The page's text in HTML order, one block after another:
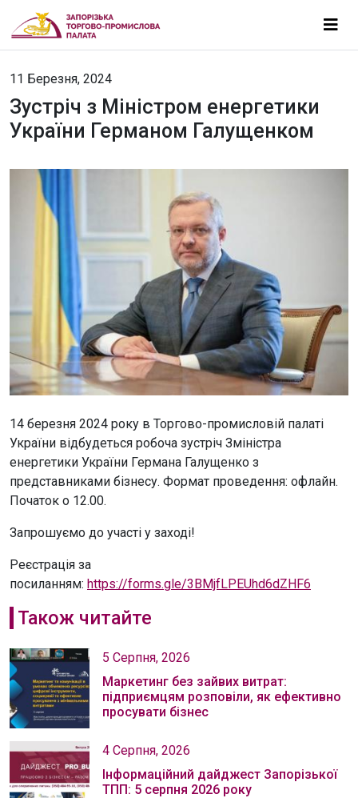
11 Березня, 2024
Зустріч з Міністром енергетики
України Германом Галущенком
14 березня 2024 року в Торгово-промисловій палаті
України відбудеться робоча зустріч Зміністра
енергетики України Германа Галущенко з
представниками бізнесу. Формат проведення: офлайн.
Початок о 12.00.
Запрошуємо до участі у заході!
Реєстрація за
посиланням: https://forms.gle/3BMjfLPEUhd6dZHF6
Також читайте
5 Серпня, 2026
Маркетинг без зайвих витрат:
підприємцям розповіли, як ефективно
просувати бізнес
4 Серпня, 2026
Інформаційний дайджест Запорізької
ТПП: 5 серпня 2026 року